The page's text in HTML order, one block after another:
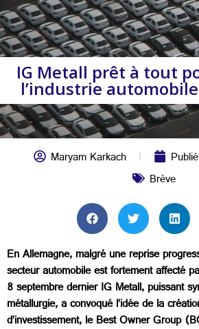
IG Metall prêt à tout
l’industrie
Maryam Karkach
Brève
En Allemagne, malgré une reprise
secteur automobile est fortement affecté
8 septembre dernier IG Metall, puissant
métallurgie, a convoqué l’idée de la
d’investissement, le Best Owner Group